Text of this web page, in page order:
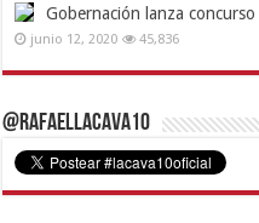
Gobernación lanza
junio 12, 2020 45,836
@RafaelLacava10